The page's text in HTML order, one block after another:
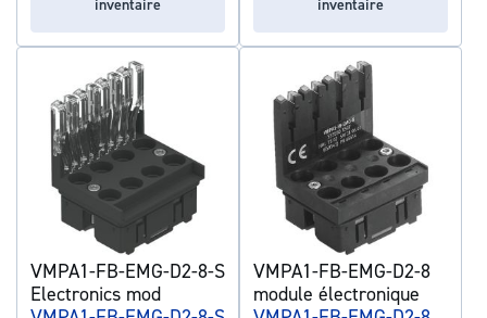
VMPA1-FB-EMG-D2-8-S
Electronics mod
VMPA1-FB-EMG-D2-8
module électronique